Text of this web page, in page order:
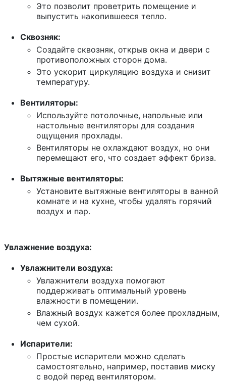
Это позволит проветрить помещение и
выпустить накопившееся тепло.
Сквозняк:
Создайте сквозняк, открыв окна и двери с
противоположных сторон дома.
Это ускорит циркуляцию воздуха и снизит
температуру.
Вентиляторы:
Используйте потолочные, напольные или
настольные вентиляторы для создания
ощущения прохлады.
Вентиляторы не охлаждают воздух, но они
перемещают его, что создает эффект бриза.
Вытяжные вентиляторы:
Установите вытяжные вентиляторы в ванной
комнате и на кухне, чтобы удалять горячий
воздух и пар.
Увлажнение воздуха:
Увлажнители воздуха:
Увлажнители воздуха помогают
поддерживать оптимальный уровень
влажности в помещении.
Влажный воздух кажется более прохладным,
чем сухой.
Испарители:
Простые испарители можно сделать
самостоятельно, например, поставив миску
с водой перед вентилятором.